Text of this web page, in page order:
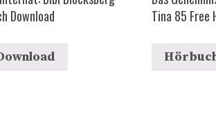
Download
Tina 85 Free